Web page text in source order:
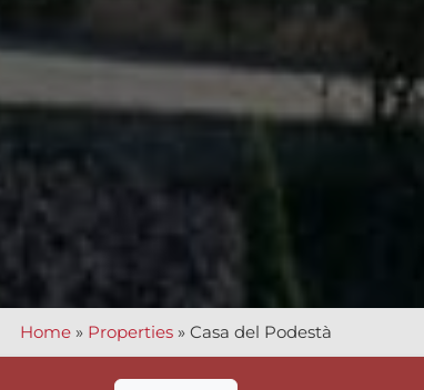
Home» Properties» Casa del Podestà